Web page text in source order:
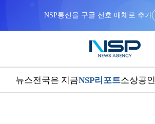
NSP통신을 구글 선호 매체로 추가
뉴스전국은 지금NSP리포트소상공인